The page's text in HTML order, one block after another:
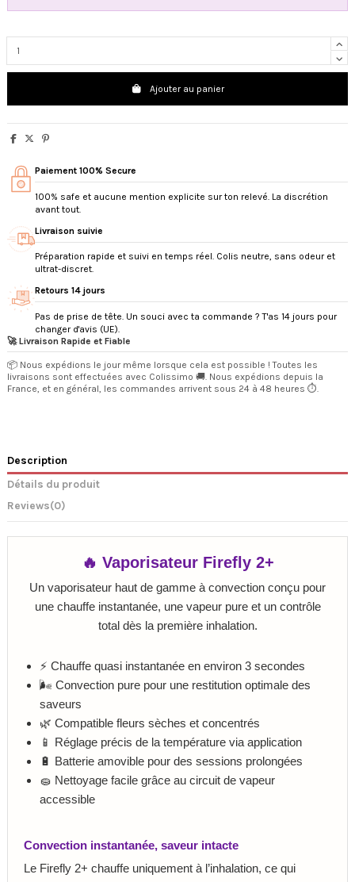
Ajouter au panier
Paiement 100% Secure
100% safe et aucune mention explicite sur ton relevé. La discrétion
avant tout.
Livraison suivie
Préparation rapide et suivi en temps réel. Colis neutre, sans odeur et
ultrat-discret.
Retours 14 jours
Pas de prise de tête. Un souci avec ta commande ? T'as 14 jours pour
changer d'avis (UE).
🚀 Livraison Rapide et Fiable
📦 Nous expédions le jour même lorsque cela est possible ! Toutes les
livraisons sont effectuées avec Colissimo 🚚. Nous expédions depuis la
France, et en général, les commandes arrivent sous 24 à 48 heures ⏱️.
Description
Détails du produit
Reviews(0)
🔥 Vaporisateur Firefly 2+
Un vaporisateur haut de gamme à convection conçu pour
une chauffe instantanée, une vapeur pure et un contrôle
total dès la première inhalation.
⚡ Chauffe quasi instantanée en environ 3 secondes
🌬️ Convection pure pour une restitution optimale des
saveurs
🌿 Compatible fleurs sèches et concentrés
📱 Réglage précis de la température via application
🔋 Batterie amovible pour des sessions prolongées
🧽 Nettoyage facile grâce au circuit de vapeur
accessible
Convection instantanée, saveur intacte
Le Firefly 2+ chauffe uniquement à l’inhalation, ce qui